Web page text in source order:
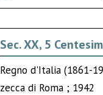
Sec. XX, 5
Regno d'Italia (1861-
zecca di Roma ; 1942